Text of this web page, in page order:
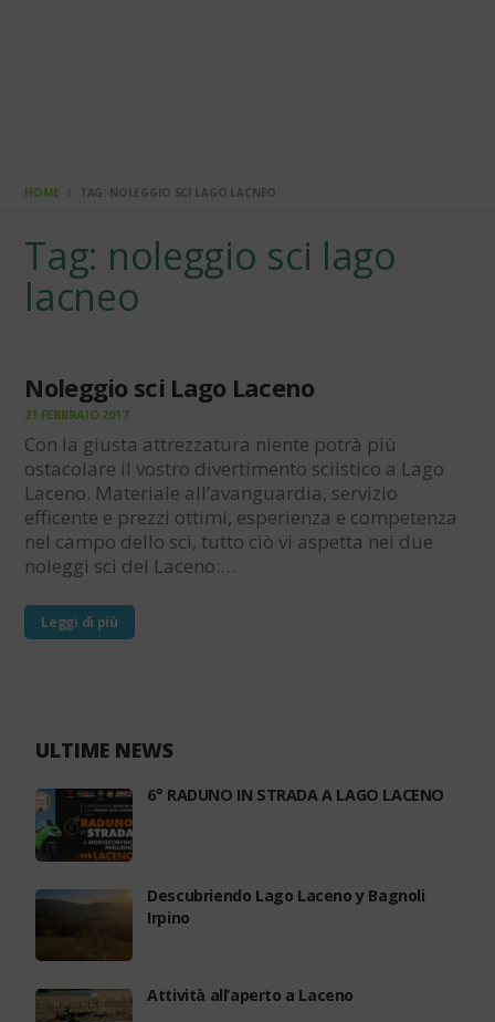
HOME TAG: NOLEGGIO SCI LAGO LACNEO
Tag: noleggio sci lago
lacneo
Noleggio sci Lago Laceno
21 FEBBRAIO 2017
Con la giusta attrezzatura niente potrà più
ostacolare il vostro divertimento sciistico a Lago
Laceno. Materiale all’avanguardia, servizio
efficente e prezzi ottimi, esperienza e competenza
nel campo dello sci, tutto ciò vi aspetta nei due
noleggi sci del Laceno:…
Leggi di più
ULTIME NEWS
6° RADUNO IN STRADA A LAGO LACENO
Descubriendo Lago Laceno y Bagnoli
Irpino
Attività all’aperto a Laceno